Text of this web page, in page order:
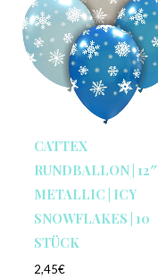
CATTEX
RUNDBALLON | 12″
METALLIC | ICY
SNOWFLAKES | 10
STÜCK
2,45€